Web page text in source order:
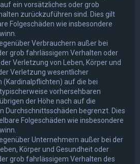
ein vorsätzliches oder grob
zurückzuführen sind. Dies gilt
Folgeschäden wie insbesondere
Verbrauchern außer bei
grob fahrlässigem Verhalten oder
Verletzung von Leben, Körper und
Verletzung wesentlicher
(Kardinalpflichten) auf die bei
vorhersehbaren
der Höhe nach auf die
Durchschnittsschäden begrenzt. Dies
Folgeschäden wie insbesondere
Unternehmern außer bei der
Körper und Gesundheit oder
grob fahrlässigem Verhalten des